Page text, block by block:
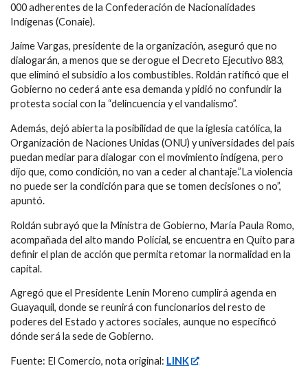
000 adherentes de la Confederación de Nacionalidades
Indígenas (Conaie).
Jaime Vargas, presidente de la organización, aseguró que no
dialogarán, a menos que se derogue el Decreto Ejecutivo 883,
que eliminó el subsidio a los combustibles. Roldán ratificó que el
Gobierno no cederá ante esa demanda y pidió no confundir la
protesta social con la “delincuencia y el vandalismo”.
Además, dejó abierta la posibilidad de que la iglesia católica, la
Organización de Naciones Unidas (ONU) y universidades del país
puedan mediar para dialogar con el movimiento indígena, pero
dijo que, como condición, no van a ceder al chantaje.”La violencia
no puede ser la condición para que se tomen decisiones o no”,
apuntó.
Roldán subrayó que la Ministra de Gobierno, María Paula Romo,
acompañada del alto mando Policial, se encuentra en Quito para
definir el plan de acción que permita retomar la normalidad en la
capital.
Agregó que el Presidente Lenín Moreno cumplirá agenda en
Guayaquil, donde se reunirá con funcionarios del resto de
poderes del Estado y actores sociales, aunque no especificó
dónde será la sede de Gobierno.
Fuente: El Comercio, nota original: LINK